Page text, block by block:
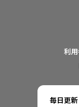
利
毎日更